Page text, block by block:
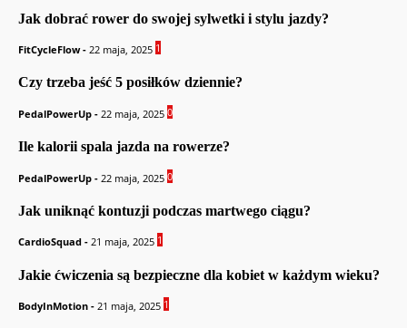
Jak dobrać rower do swojej sylwetki i stylu jazdy?
FitCycleFlow - 22 maja, 2025 1
Czy trzeba jeść 5 posiłków dziennie?
PedalPowerUp - 22 maja, 2025 0
Ile kalorii spala jazda na rowerze?
PedalPowerUp - 22 maja, 2025 0
Jak uniknąć kontuzji podczas martwego ciągu?
CardioSquad - 21 maja, 2025 1
Jakie ćwiczenia są bezpieczne dla kobiet w każdym wieku?
BodyInMotion - 21 maja, 2025 1